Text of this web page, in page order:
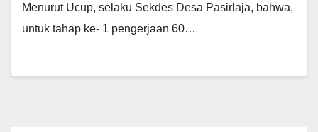
Menurut Ucup, selaku Sekdes Desa Pasirlaja, bahwa,
untuk tahap ke- 1 pengerjaan 60…